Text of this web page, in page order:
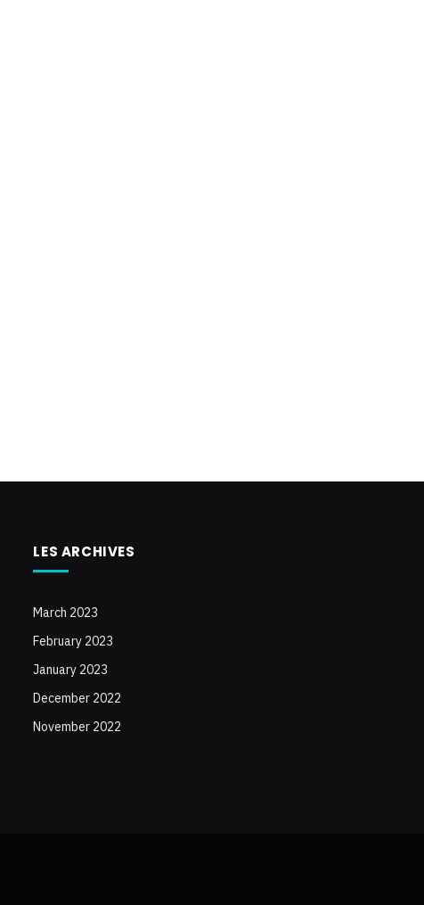
LES ARCHIVES
March 2023
February 2023
January 2023
December 2022
November 2022